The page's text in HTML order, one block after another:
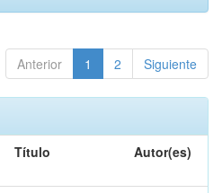
Anterior 1 2 Siguiente
Título Autor(es)